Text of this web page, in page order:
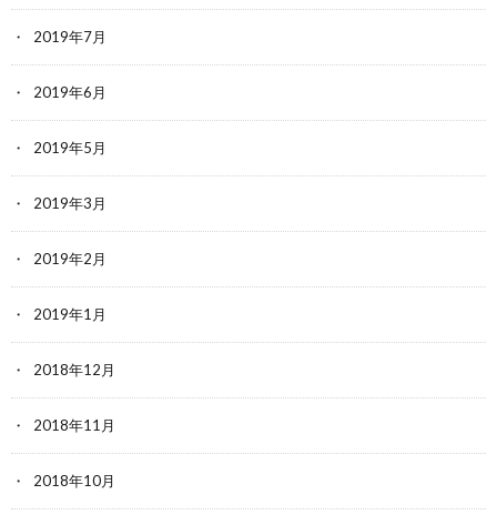
2019年7月
2019年6月
2019年5月
2019年3月
2019年2月
2019年1月
2018年12月
2018年11月
2018年10月